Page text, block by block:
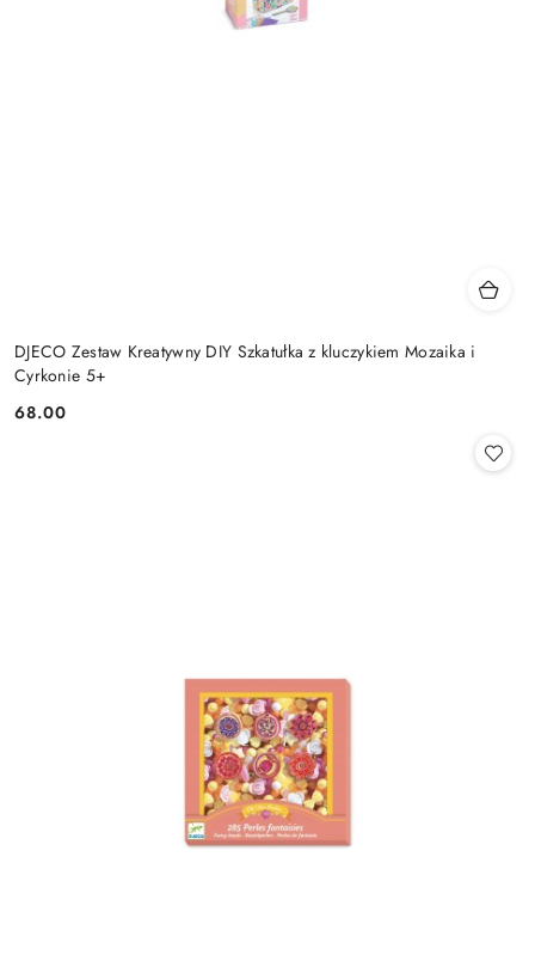
DJECO Zestaw Kreatywny DIY Szkatułka z kluczykiem Mozaika i
Cyrkonie 5+
Cena:
68.00